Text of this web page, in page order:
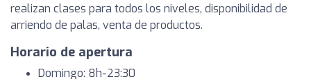
realizan clases para todos los niveles, disponibilidad de
arriendo de palas, venta de productos.
Horario de apertura
Domingo: 8h-23:30